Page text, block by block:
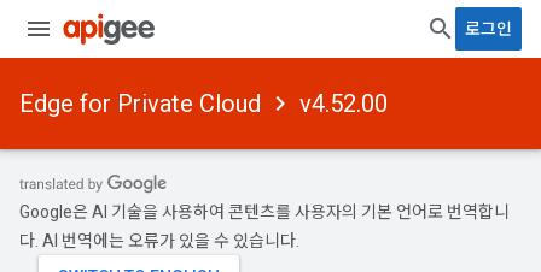
로그인
Edge for Private Cloud v4.52.00
Google은 AI 기술을 사용하여 콘텐츠를 사용자의 기본 언어로 번역합니
다. AI 번역에는 오류가 있을 수 있습니다.